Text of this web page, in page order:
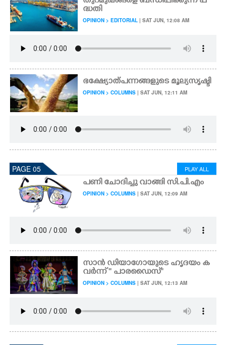
ദ്ധതി
OPINION > EDITORIAL | SAT JUN, 12:08 AM
ഭക്ഷ്യോത്പന്നങ്ങളുടെ മൂല്യസൃഷ്ടി
OPINION > COLUMNS | SAT JUN, 12:11 AM
PAGE 05 PLAY ALL
പണി ചോദിച്ചു വാങ്ങി സി.പി.എം
OPINION > COLUMNS | SAT JUN, 12:09 AM
സാൻ ഡിയാഗോയുടെ ഹൃദയം ക
വർന്ന് '' പാരഡൈസ്''
OPINION > COLUMNS | SAT JUN, 12:13 AM